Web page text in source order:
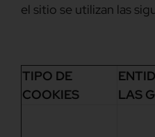
el sitio se utilizan las
TIPO DE
COOKIES
LAS